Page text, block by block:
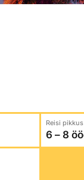
Reisi pikkus